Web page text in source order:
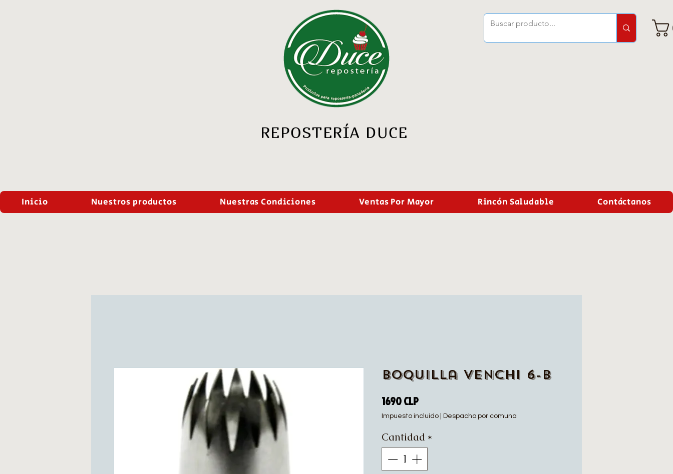
REPOSTERÍA DUCE
Inicio Nuestros productos Nuestras Condiciones Ventas Por Mayor Rincón Saludable Contáctanos
Boquilla Venchi 6-B
1690 CLPPrecio
Impuesto incluido Despacho por comuna
Cantidad *